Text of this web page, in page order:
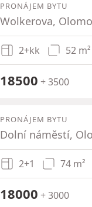
PRONÁJEM BYTU
2+kk 52 m²
18500 + 3500
PRONÁJEM BYTU
2+1 74 m²
18000 + 3000